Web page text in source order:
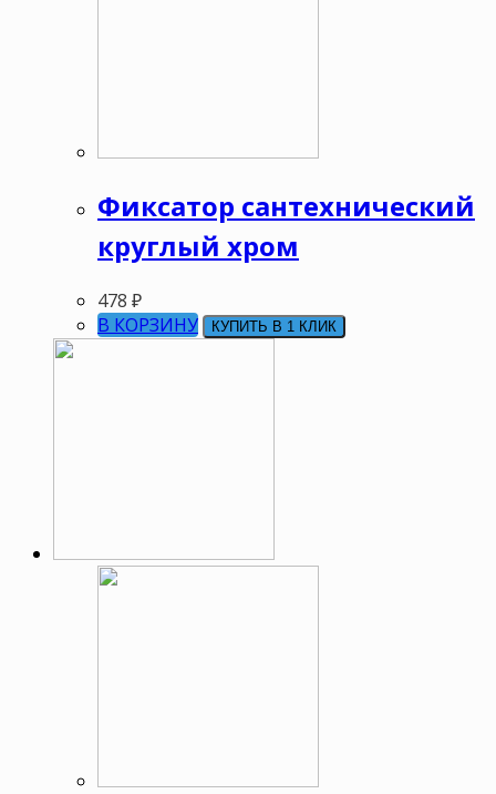
Фиксатор сантехнический
круглый хром
478 ₽
В КОРЗИНУ
КУПИТЬ В 1 КЛИК